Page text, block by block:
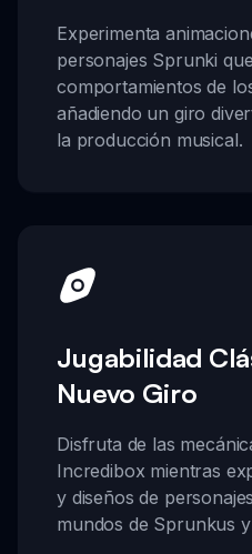
Experimenta
personajes Sprunki
comportamientos de
añadiendo un giro
la producción musical.
Jugabilidad
Nuevo Giro
Disfruta de las
Incredibox mientras
y diseños de
mundos de Sprunkus